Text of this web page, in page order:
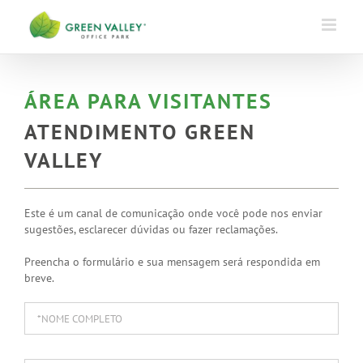
conteúdo
ÁREA PARA VISITANTES
ATENDIMENTO GREEN
VALLEY
Este é um canal de comunicação onde você pode nos enviar
sugestões, esclarecer dúvidas ou fazer reclamações.
Preencha o formulário e sua mensagem será respondida em
breve.